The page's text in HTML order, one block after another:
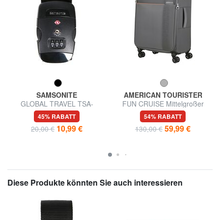
SAMSONITE
GLOBAL TRAVEL TSA-
Gepäckgurt, mit Kombination
45% RABATT
20,00 € 10,99 €
AMERICAN TOURISTER
FUN CRUISE Mittelgroßer
erweiterbarer Trolley
54% RABATT
130,00 € 59,99 €
Diese Produkte könnten Sie auch interessieren